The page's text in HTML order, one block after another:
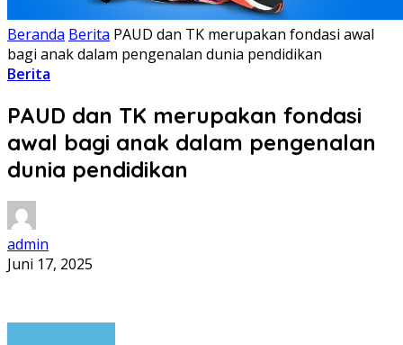
Beranda Berita PAUD dan TK merupakan fondasi awal
bagi anak dalam pengenalan dunia pendidikan
Berita
PAUD dan TK merupakan fondasi
awal bagi anak dalam pengenalan
dunia pendidikan
admin
Juni 17, 2025